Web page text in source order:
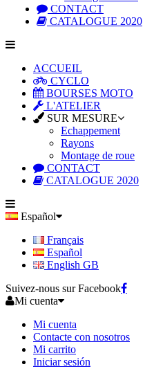
CONTACT
CATALOGUE 2020
ACCUEIL
CYCLO
BOURSES MOTO
L'ATELIER
SUR MESURE
Echappement
Rayons
Montage de roue
CONTACT
CATALOGUE 2020
Español
Français
Español
English GB
Suivez-nous sur Facebook
Mi cuenta
Mi cuenta
Contacte con nosotros
Mi carrito
Iniciar sesión